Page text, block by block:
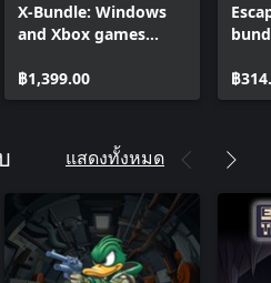
X-Bundle: Windows
and Xbox games
฿1,399.00
฿
แสดงทั้งหมด